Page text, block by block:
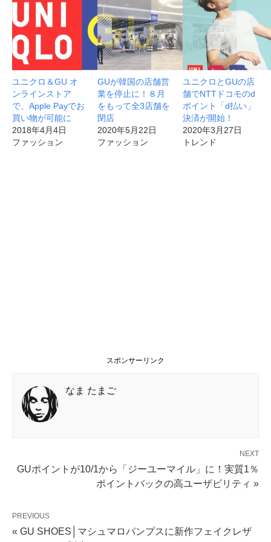
ユニクロ＆GU オ
ンラインストア
で、Apple Payでお
買い物が可能に
2018年4月4日
ファッション
GUが韓国の店舗営
業を停止に！８月
をもって全3店舗を
閉店
2020年5月22日
ファッション
ユニクロとGUの店
舗でNTTドコモのd
ポイント「d払い」
決済が開始！
2020年3月27日
トレンド
スポンサーリンク
なま たまご
NEXT
GUポイントが10/1から「ジーユーマイル」に！実質1％
ポイントバックの高ユーザビリティ »
PREVIOUS
« GU SHOES│マシュマロパンプスに新作フェイクレザ